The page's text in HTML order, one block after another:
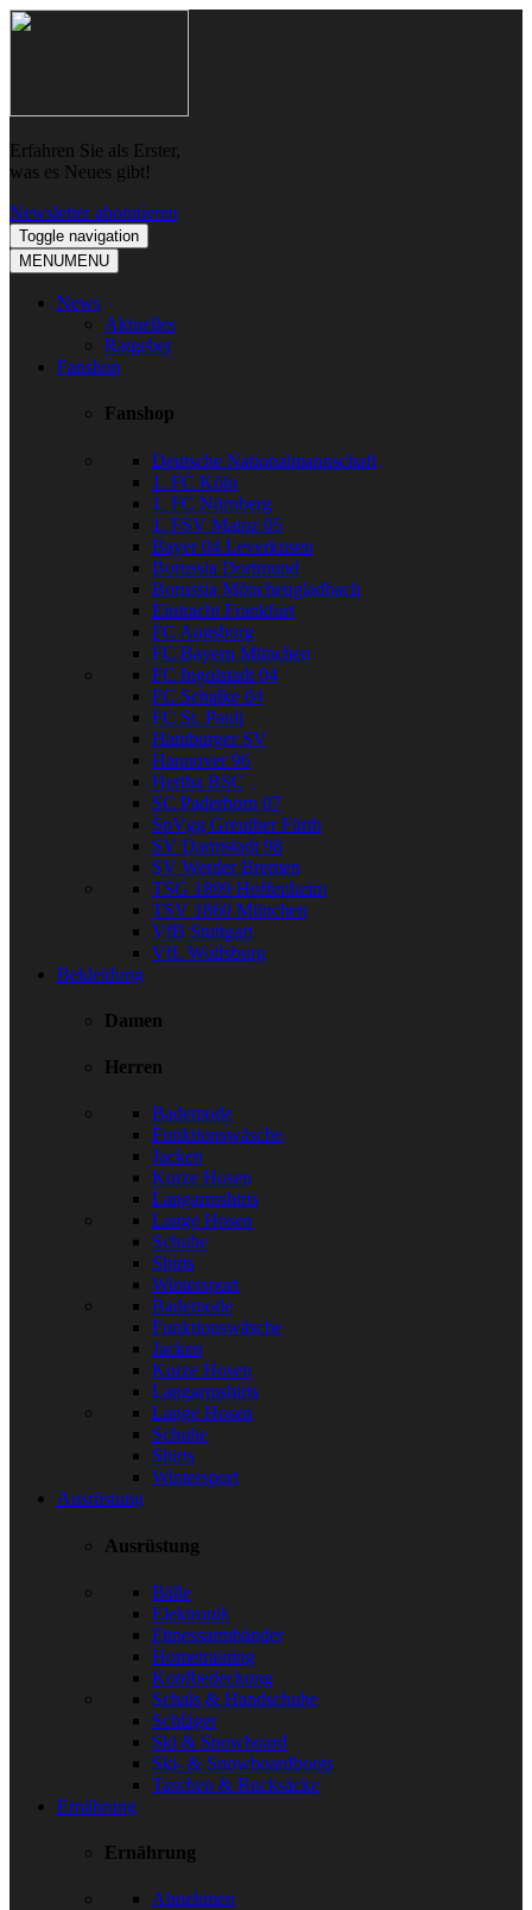
Skip
Skip
Erfahren Sie als Erster,
was es Neues gibt!
Newsletter abonnieren
Toggle navigation
MENUMENU
News
Aktuelles
Ratgeber
Fanshop
Fanshop
Deutsche Nationalmannschaft
1. FC Köln
1. FC Nürnberg
1. FSV Mainz 05
Bayer 04 Leverkusen
Borussia Dortmund
Borussia Mönchengladbach
Eintracht Frankfurt
FC Augsburg
FC Bayern München
FC Ingolstadt 04
FC Schalke 04
FC St. Pauli
Hamburger SV
Hannover 96
Hertha BSC
SC Paderborn 07
SpVgg Greuther Fürth
SV Darmstadt 98
SV Werder Bremen
TSG 1899 Hoffenheim
TSV 1860 München
VfB Stuttgart
VfL Wolfsburg
Bekleidung
Damen
Herren
Bademode
Funktionswäsche
Jacken
Kurze Hosen
Langarmshirts
Lange Hosen
Schuhe
Shirts
Wintersport
Bademode
Funktionswäsche
Jacken
Kurze Hosen
Langarmshirts
Lange Hosen
Schuhe
Shirts
Wintersport
Ausrüstung
Ausrüstung
Bälle
Elektronik
Fitnessarmbänder
Hometraining
Kopfbedeckung
Schals & Handschuhe
Schläger
Ski & Snowboard
Ski- & Snowboardboots
Taschen & Rucksäcke
Ernährung
Ernährung
Abnehmen